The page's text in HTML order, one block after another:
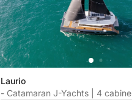
Laurio
- Catamaran J-Yachts | 4 cabine